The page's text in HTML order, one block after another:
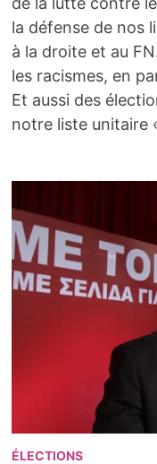
la défense de nos
à la droite et au
les racismes, en
Et aussi des
notre liste unitaire
ÉLECTIONS